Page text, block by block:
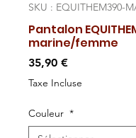
SKU : EQUITHEM390-
Pantalon
marine/femme
35,90 €Prix
Taxe Incluse
Couleur *